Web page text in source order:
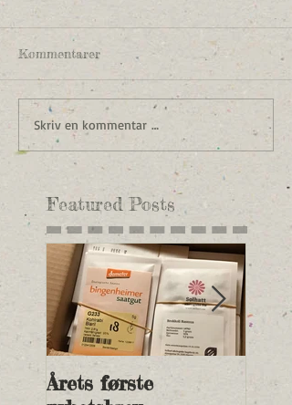
Kommentarer
Skriv en kommentar …
Featured Posts
Årets første